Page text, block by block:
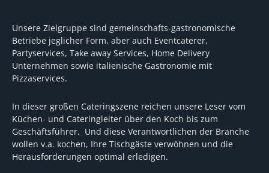
Unsere Zielgruppe sind gemeinschafts-gastronomische
Betriebe jeglicher Form, aber auch Eventcaterer,
Partyservices, Take away Services, Home Delivery
Unternehmen sowie italienische Gastronomie mit
Pizzaservices.
In dieser großen Cateringszene reichen unsere Leser vom
Küchen- und Cateringleiter über den Koch bis zum
Geschäftsführer. Und diese Verantwortlichen der Branche
wollen v.a. kochen, Ihre Tischgäste verwöhnen und die
Herausforderungen optimal erledigen.